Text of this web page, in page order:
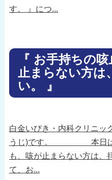
す。 』につ...
『 お手持ちの
止まらない方は
い。 』
白金いびき・内科クリニッ
うじ)です。 本日は、
も、咳が止まらない方は、
て、お...